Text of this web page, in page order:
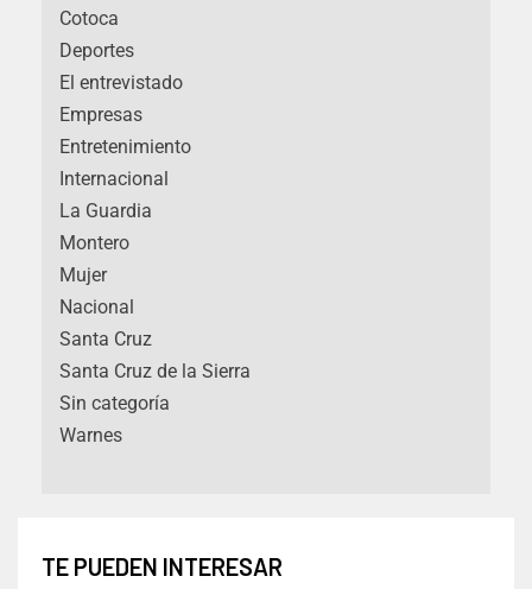
Cotoca
Deportes
El entrevistado
Empresas
Entretenimiento
Internacional
La Guardia
Montero
Mujer
Nacional
Santa Cruz
Santa Cruz de la Sierra
Sin categoría
Warnes
TE PUEDEN INTERESAR